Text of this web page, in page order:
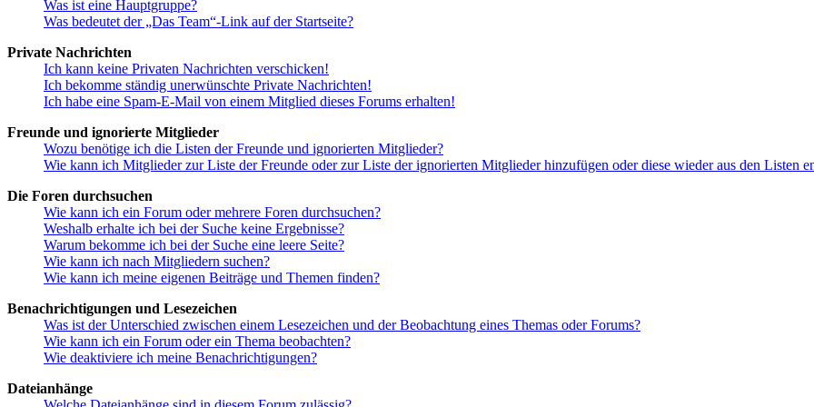
Was ist eine Hauptgruppe?
Was bedeutet der „Das Team“-Link auf der Startseite?
Private Nachrichten
Ich kann keine Privaten Nachrichten verschicken!
Ich bekomme ständig unerwünschte Private Nachrichten!
Ich habe eine Spam-E-Mail von einem Mitglied dieses Forums erhalten!
Freunde und ignorierte Mitglieder
Wozu benötige ich die Listen der Freunde und ignorierten Mitglieder?
Wie kann ich Mitglieder zur Liste der Freunde oder zur Liste der ignorierten Mitglieder hinzufügen oder diese wieder aus den Listen
Die Foren durchsuchen
Wie kann ich ein Forum oder mehrere Foren durchsuchen?
Weshalb erhalte ich bei der Suche keine Ergebnisse?
Warum bekomme ich bei der Suche eine leere Seite?
Wie kann ich nach Mitgliedern suchen?
Wie kann ich meine eigenen Beiträge und Themen finden?
Benachrichtigungen und Lesezeichen
Was ist der Unterschied zwischen einem Lesezeichen und der Beobachtung eines Themas oder Forums?
Wie kann ich ein Forum oder ein Thema beobachten?
Wie deaktiviere ich meine Benachrichtigungen?
Dateianhänge